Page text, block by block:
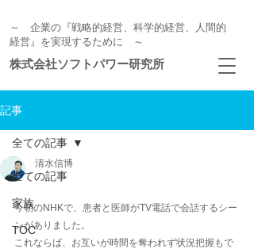
～ 企業の『戦略的経営、科学的経営、人間的
経営』を実現するために ～
株式会社ソフトパワー研究所
記事
全ての記事
家族
TOC
全ての記事
清水信博
今朝のNHKで、患者と医師がTV電話で会話するシー
ンがありました。
これならば、お互いが時間を奪われず状況把握もで